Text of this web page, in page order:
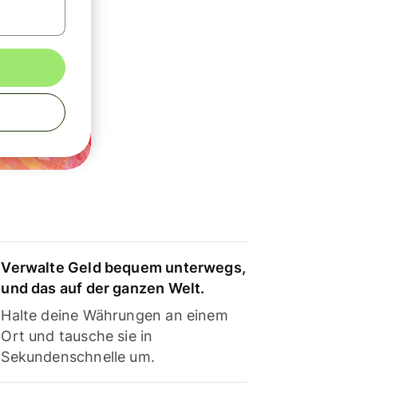
Verwalte Geld bequem unterwegs,
und das auf der ganzen Welt.
Halte deine Währungen an einem
Ort und tausche sie in
Sekundenschnelle um.